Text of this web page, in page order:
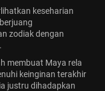
keseharian
zodiak dengan
membuat Maya rela
keinginan terakhir
justru dihadapkan